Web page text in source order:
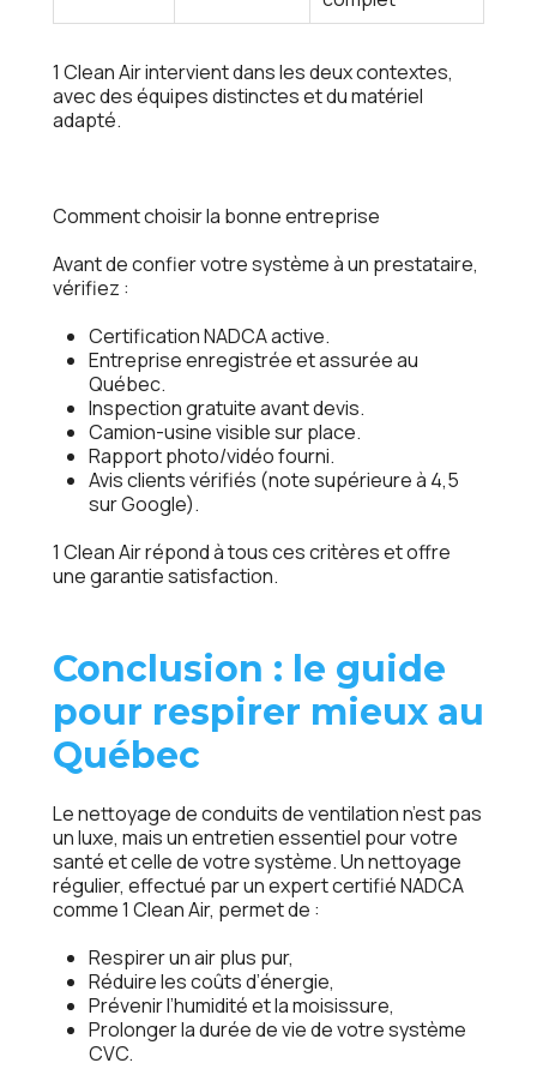
1 Clean Air intervient dans les deux contextes,
avec des équipes distinctes et du matériel
adapté.
Comment choisir la bonne entreprise
Avant de confier votre système à un prestataire,
vérifiez :
Certification NADCA active.
Entreprise enregistrée et assurée au
Québec.
Inspection gratuite avant devis.
Camion-usine visible sur place.
Rapport photo/vidéo fourni.
Avis clients vérifiés (note supérieure à 4,5
sur Google).
1 Clean Air répond à tous ces critères et offre
une garantie satisfaction.
Conclusion : le guide
pour respirer mieux au
Québec
Le nettoyage de conduits de ventilation n’est pas
un luxe, mais un entretien essentiel pour votre
santé et celle de votre système. Un nettoyage
régulier, effectué par un expert certifié NADCA
comme 1 Clean Air, permet de :
Respirer un air plus pur,
Réduire les coûts d’énergie,
Prévenir l’humidité et la moisissure,
Prolonger la durée de vie de votre système
CVC.